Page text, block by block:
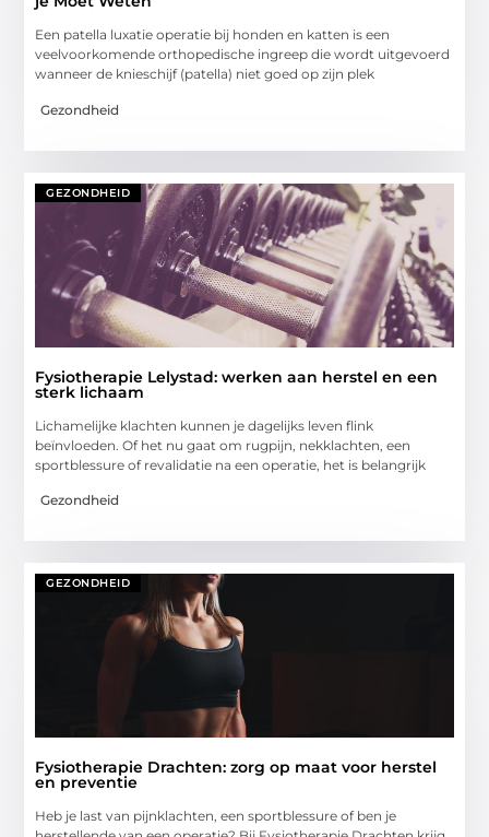
Een patella luxatie operatie bij honden en katten is een
veelvoorkomende orthopedische ingreep die wordt uitgevoerd
wanneer de knieschijf (patella) niet goed op zijn plek
Gezondheid
GEZONDHEID
Fysiotherapie Lelystad: werken aan herstel en een
sterk lichaam
Lichamelijke klachten kunnen je dagelijks leven flink
beïnvloeden. Of het nu gaat om rugpijn, nekklachten, een
sportblessure of revalidatie na een operatie, het is belangrijk
Gezondheid
GEZONDHEID
Fysiotherapie Drachten: zorg op maat voor herstel
en preventie
Heb je last van pijnklachten, een sportblessure of ben je